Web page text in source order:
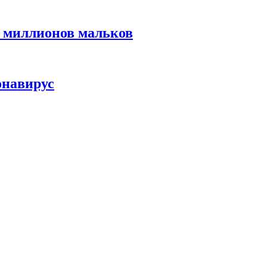
мальков